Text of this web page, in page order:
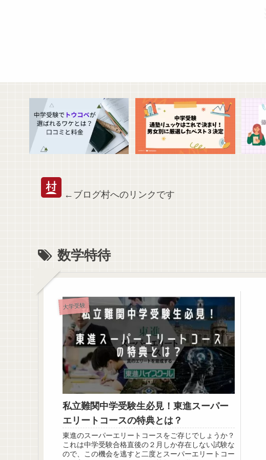
←ブログ村へのリンクです
数学特待
大学受験
私立難関中学受験生必見！東進スーパー
エリートコースの特典とは？
東進のスーパーエリートコースをご存じでしょうか？
これは中学受験合格直後の２月しか存在しない試験な
ので、この機会を逃すと二度とスーパーエリートコー